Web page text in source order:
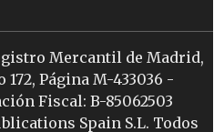
Mercantil de Madrid,
Página M-433036 -
Fiscal: B-85062503
Spain S.L. Todos